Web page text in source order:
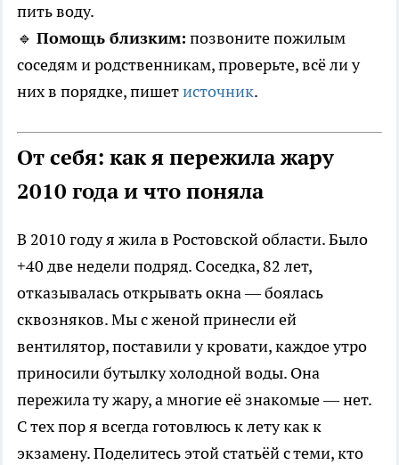
пить воду.
🔹 Помощь близким: позвоните пожилым
соседям и родственникам, проверьте, всё ли у
них в порядке, пишетисточник.
От себя: как я пережила жару
2010 года и что поняла
В 2010 году я жила в Ростовской области. Было
+40 две недели подряд. Соседка, 82 лет,
отказывалась открывать окна — боялась
сквозняков. Мы с женой принесли ей
вентилятор, поставили у кровати, каждое утро
приносили бутылку холодной воды. Она
пережила ту жару, а многие её знакомые — нет.
С тех пор я всегда готовлюсь к лету как к
экзамену. Поделитесь этой статьёй с теми, кто